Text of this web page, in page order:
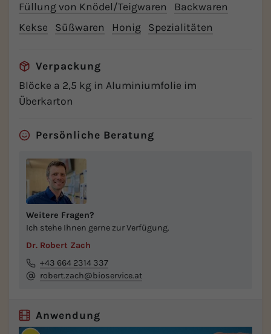
Füllung von Knödel/Teigwaren
Backwaren
Kekse
Süßwaren Honig Spezialitäten
Verpackung
Blöcke a 2,5 kg in Aluminiumfolie im
Überkarton
Persönliche Beratung
Weitere Fragen?
Ich stehe Ihnen gerne zur Verfügung.
Dr. Robert Zach
+43 664 2314 337
robert.zach@bioservice.at
Anwendung